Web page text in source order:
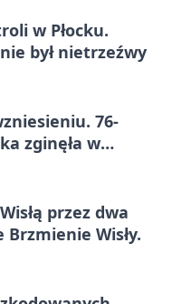
w Płocku.
był nietrzeźwy
76-
zginęła w
przez dwa
Wisły.